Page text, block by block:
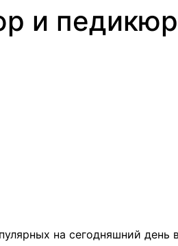
и
на сегодняшний день